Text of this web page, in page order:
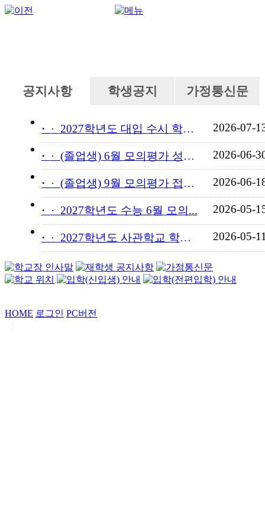
공지사항 학생공지 가정통신문
· 2027학년도 대입 수시 학교... 2026-07-
· (졸업생) 6월 모의평가 성적... 2026-06-
· (졸업생) 9월 모의평가 접수... 2026-06-
· 2027학년도 수능 6월 모의... 2026-05-
· 2027학년도 사관학교 학교장... 2026-05-
HOME 로그인 PC버전